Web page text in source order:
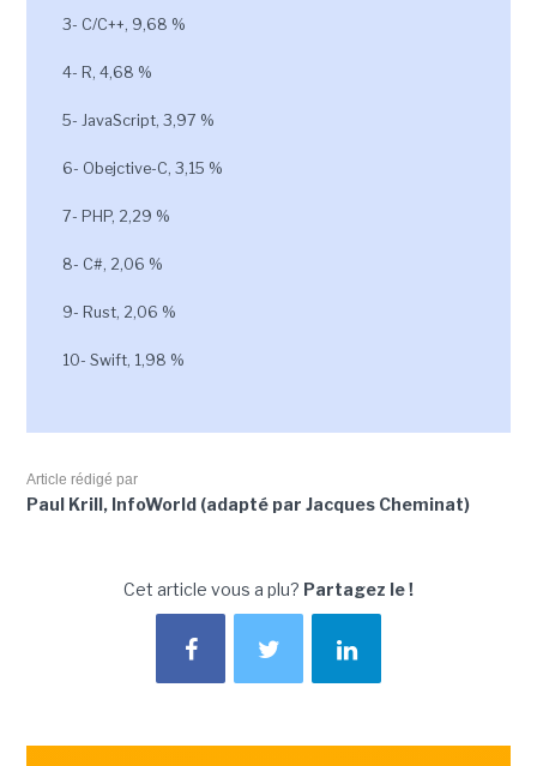
3- C/C++, 9,68 %
4- R, 4,68 %
5- JavaScript, 3,97 %
6- Obejctive-C, 3,15 %
7- PHP, 2,29 %
8- C#, 2,06 %
9- Rust, 2,06 %
10- Swift, 1,98 %
Article rédigé par
Paul Krill, InfoWorld (adapté par Jacques Cheminat)
Cet article vous a plu? Partagez le !